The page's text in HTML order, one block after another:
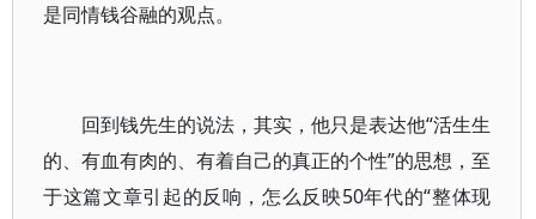
是同情钱谷融的观点。
回到钱先生的说法，其实，他只是表达他“活生生
的、有血有肉的、有着自己的真正的个性”的思想，至
于这篇文章引起的反响，怎么反映50年代的“整体现